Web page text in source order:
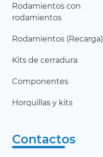
Rodamientos con
rodamientos
Rodamientos (Recarga)
Kits de cerradura
Componentes
Horquillas y kits
Contactos